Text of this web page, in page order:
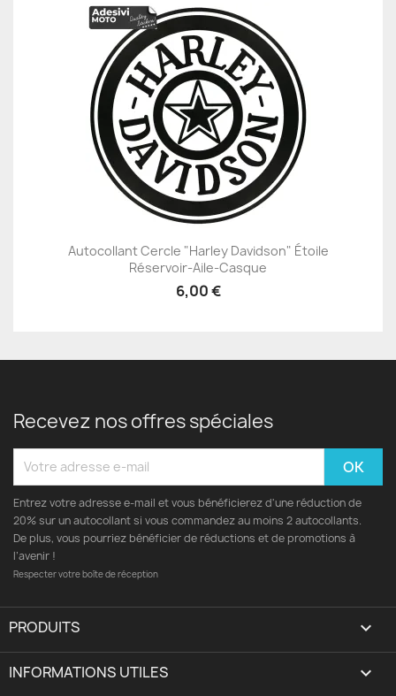
Autocollant Cercle "Harley Davidson" Étoile
Réservoir-Aile-Casque
6,00 €
Recevez nos offres spéciales
Entrez votre adresse e-mail et vous bénéficierez d'une réduction de
20% sur un autocollant si vous commandez au moins 2 autocollants.
De plus, vous pourriez bénéficier de réductions et de promotions à
l’avenir !
Respecter votre boîte de réception
PRODUITS 
INFORMATIONS UTILES 